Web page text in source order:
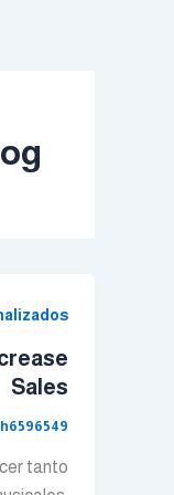
Sales
tanto